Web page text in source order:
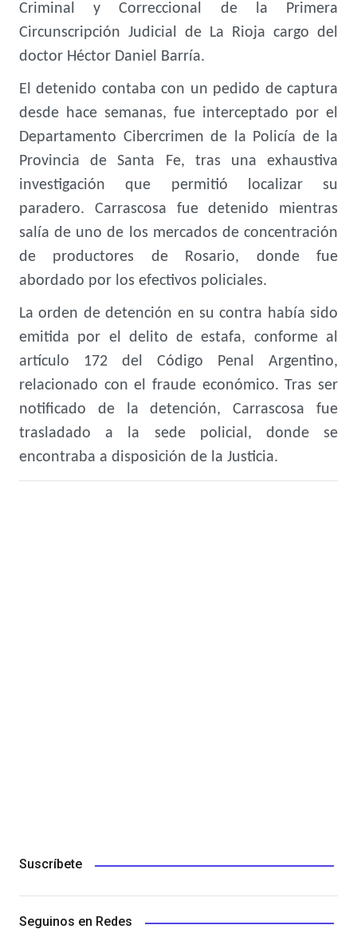
Criminal y Correccional de la Primera
Circunscripción Judicial de La Rioja cargo del
doctor Héctor Daniel Barría.
El detenido contaba con un pedido de captura
desde hace semanas, fue interceptado por el
Departamento Cibercrimen de la Policía de la
Provincia de Santa Fe, tras una exhaustiva
investigación que permitió localizar su
paradero. Carrascosa fue detenido mientras
salía de uno de los mercados de concentración
de productores de Rosario, donde fue
abordado por los efectivos policiales.
La orden de detención en su contra había sido
emitida por el delito de estafa, conforme al
artículo 172 del Código Penal Argentino,
relacionado con el fraude económico. Tras ser
notificado de la detención, Carrascosa fue
trasladado a la sede policial, donde se
encontraba a disposición de la Justicia.
Suscríbete
Seguinos en Redes